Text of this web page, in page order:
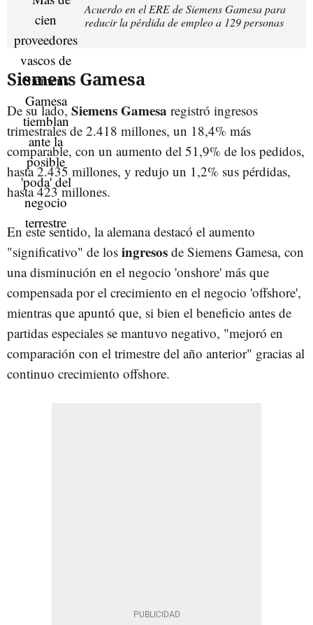
Acuerdo en el ERE de Siemens Gamesa para
reducir la pérdida de empleo a 129 personas
Siemens Gamesa
De su lado, Siemens Gamesa registró ingresos
trimestrales de 2.418 millones, un 18,4% más
comparable, con un aumento del 51,9% de los pedidos,
hasta 2.435 millones, y redujo un 1,2% sus pérdidas,
hasta 423 millones.
En este sentido, la alemana destacó el aumento
"significativo" de los ingresos de Siemens Gamesa, con
una disminución en el negocio 'onshore' más que
compensada por el crecimiento en el negocio 'offshore',
mientras que apuntó que, si bien el beneficio antes de
partidas especiales se mantuvo negativo, "mejoró en
comparación con el trimestre del año anterior" gracias al
continuo crecimiento offshore.